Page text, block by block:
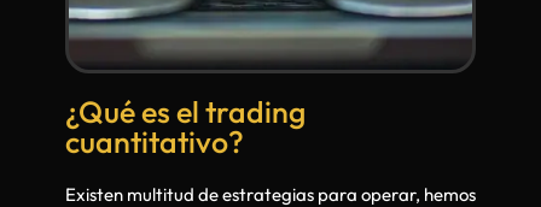
¿Qué es el trading
cuantitativo?
Existen multitud de estrategias para operar, hemos